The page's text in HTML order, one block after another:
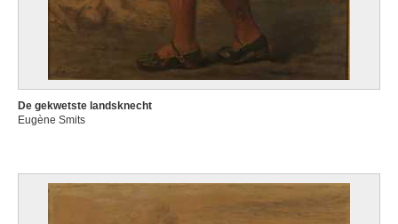
De gekwetste landsknecht
Eugène Smits